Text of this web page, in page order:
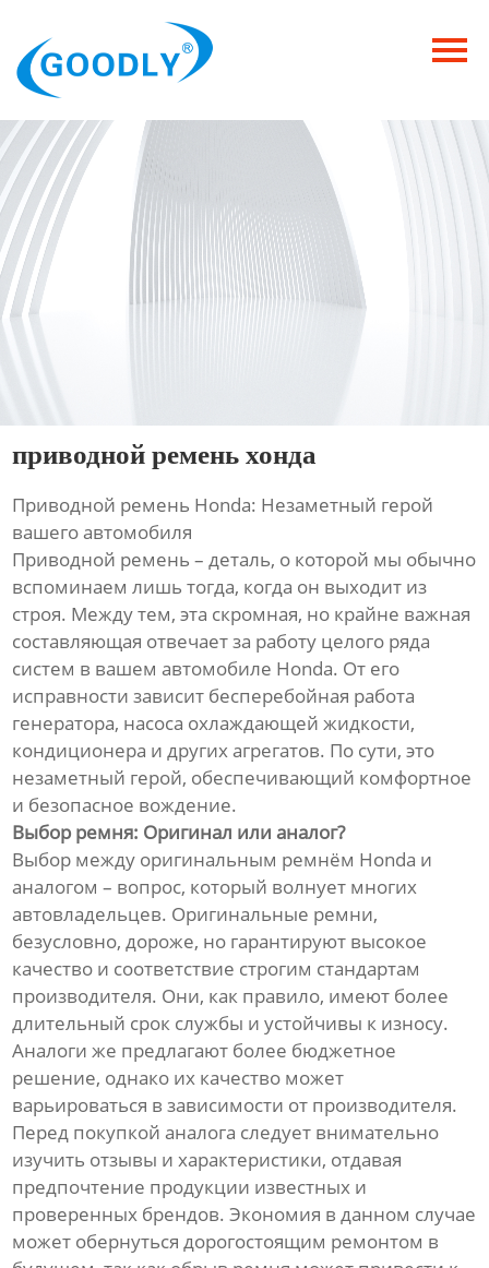
Продукция
ОТРАСЛИ
Категория
Новости
Контакты
приводной ремень хонда
Приводной ремень Honda: Незаметный герой
вашего автомобиля
Приводной ремень – деталь, о которой мы обычно
вспоминаем лишь тогда, когда он выходит из
строя. Между тем, эта скромная, но крайне важная
составляющая отвечает за работу целого ряда
систем в вашем автомобиле Honda. От его
исправности зависит бесперебойная работа
генератора, насоса охлаждающей жидкости,
кондиционера и других агрегатов. По сути, это
незаметный герой, обеспечивающий комфортное
и безопасное вождение.
Выбор ремня: Оригинал или аналог?
Выбор между оригинальным ремнём Honda и
аналогом – вопрос, который волнует многих
автовладельцев. Оригинальные ремни,
безусловно, дороже, но гарантируют высокое
качество и соответствие строгим стандартам
производителя. Они, как правило, имеют более
длительный срок службы и устойчивы к износу.
Аналоги же предлагают более бюджетное
решение, однако их качество может
варьироваться в зависимости от производителя.
Перед покупкой аналога следует внимательно
изучить отзывы и характеристики, отдавая
предпочтение продукции известных и
проверенных брендов. Экономия в данном случае
может обернуться дорогостоящим ремонтом в